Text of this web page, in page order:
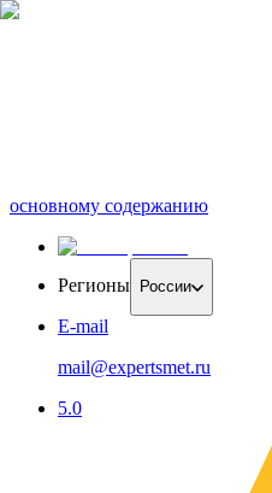
основному содержанию
Регионы России
E-mail
mail@expertsmet.ru
5.0